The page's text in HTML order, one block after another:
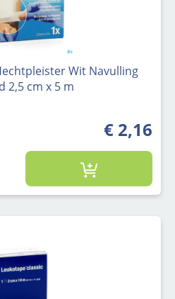
Wit Navulling
2,5 cm x 5 m
€ 2,16